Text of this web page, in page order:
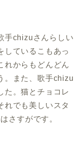
手chizuさんらしい
しているこもあっ
れからもどんどん
。また、歌手chizu
た。猫とチョコレ
れでも美しいスタ
さすがです。